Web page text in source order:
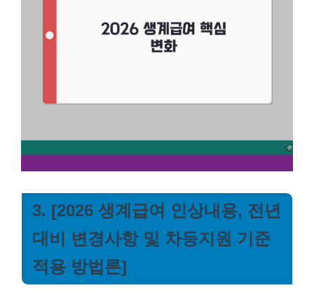
3. [2026 생계급여 인상내용, 전년
대비 변경사항 및 차등지원 기준
적용 방법론]